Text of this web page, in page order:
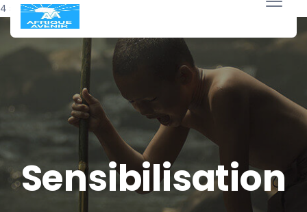
4 septembre 2022
Sensibilisation